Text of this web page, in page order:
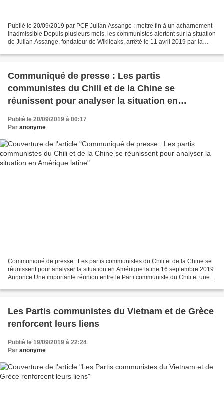
Publié le 20/09/2019 par PCF Julian Assange : mettre fin à un acharnement
inadmissible Depuis plusieurs mois, les communistes alertent sur la situation
de Julian Assange, fondateur de Wikileaks, arrêté le 11 avril 2019 par la
Communiqué de presse : Les partis
communistes du Chili et de la Chine se
réunissent pour analyser la situation en
Amérique latine
Publié le 20/09/2019 à 00:17
Par anonyme
Communiqué de presse : Les partis communistes du Chili et de la Chine se
réunissent pour analyser la situation en Amérique latine 16 septembre 2019
Annonce Une importante réunion entre le Parti communiste du Chili et une
Les Partis communistes du Vietnam et de Grèce
renforcent leurs liens
Publié le 19/09/2019 à 22:24
Par anonyme